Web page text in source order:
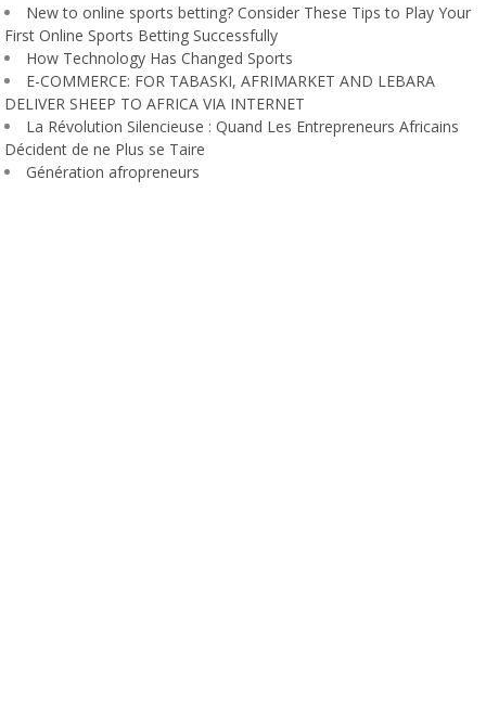
New to online sports betting? Consider These Tips to Play Your
First Online Sports Betting Successfully
How Technology Has Changed Sports
E-COMMERCE: FOR TABASKI, AFRIMARKET AND LEBARA
DELIVER SHEEP TO AFRICA VIA INTERNET
La Révolution Silencieuse : Quand Les Entrepreneurs Africains
Décident de ne Plus se Taire
Génération afropreneurs